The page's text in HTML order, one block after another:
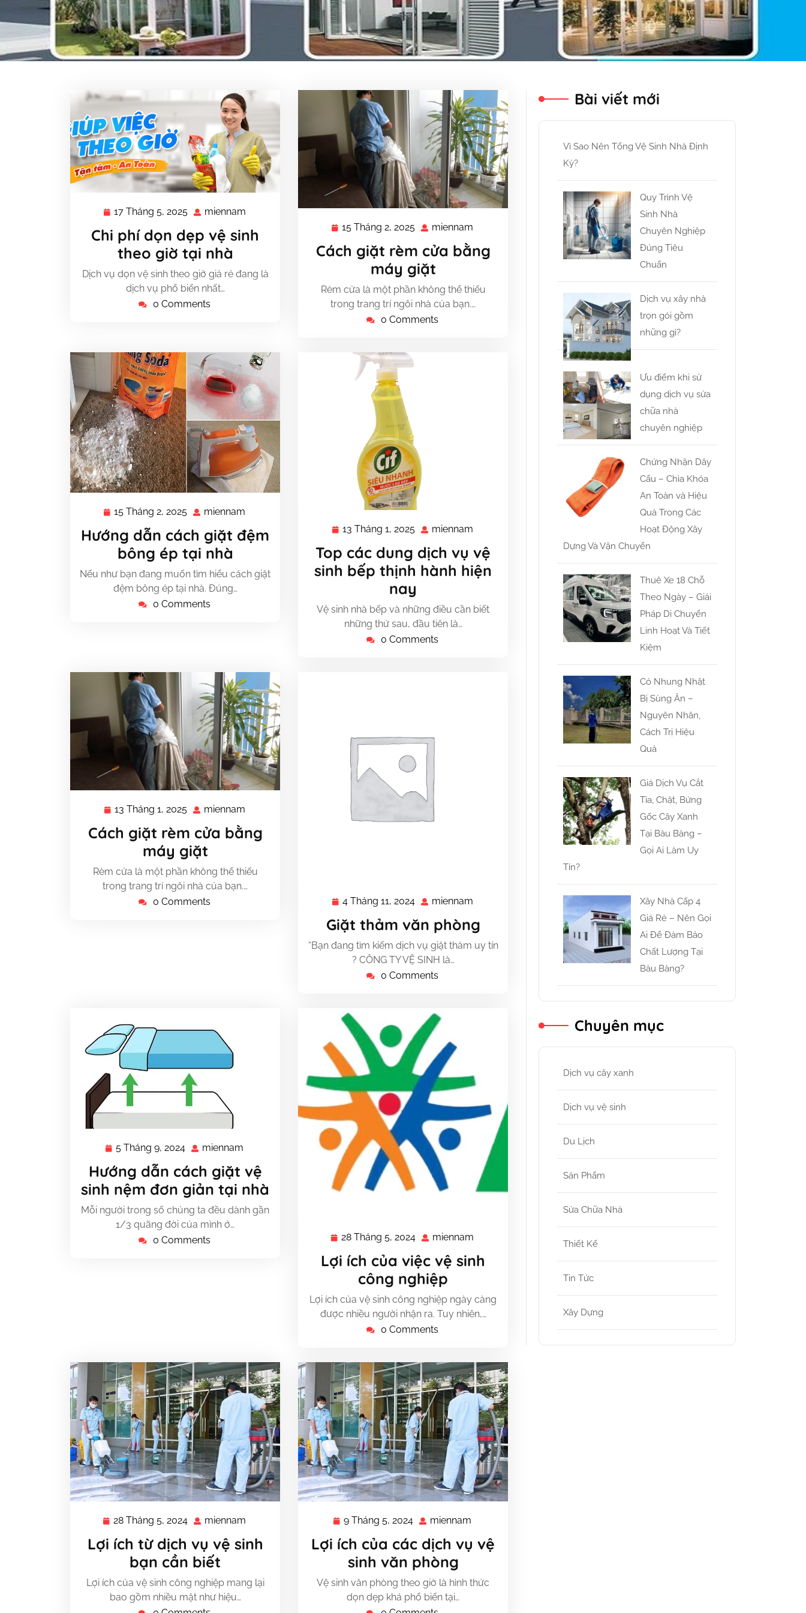
17 Tháng 5, 2025 17
5,
2025
miennam
Chi phí dọn dẹp vệ sinh
theo giờ tại nhà
Dịch vụ dọn vệ sinh theo giờ giá rẻ đang là
dịch vụ phổ biến nhất…
0 Comments
15 Tháng 2, 2025 15
Tháng
2,
2025
miennam
Cách giặt rèm cửa bằng
máy giặt
Rèm cửa là một phần không thể thiếu
trong trang trí ngôi nhà của bạn.…
0 Comments
15 Tháng 2, 2025 15
2,
2025
miennam
Hướng dẫn cách giặt đệm
bông ép tại nhà
Nếu như bạn đang muốn tìm hiểu cách giặt
đệm bông ép tại nhà. Đúng…
0 Comments
13 Tháng 1, 2025 13
Tháng
1,
2025
miennam
Top các dung dịch vụ vệ
sinh bếp thịnh hành hiện
nay
Vệ sinh nhà bếp và những điều cần biết
những thứ sau, đầu tiên là…
0 Comments
13 Tháng 1, 2025 13
Tháng
1,
2025
miennam
Cách giặt rèm cửa bằng
máy giặt
Rèm cửa là một phần không thể thiếu
trong trang trí ngôi nhà của bạn.…
0 Comments
4 Tháng 11, 2024
11,
2024
miennam
Giặt thảm văn phòng
“Bạn đang tìm kiếm dịch vụ giặt thảm uy tín
? CÔNG TY VỆ SINH là…
0 Comments
5 Tháng 9, 2024
Tháng
9,
2024
miennam
Hướng dẫn cách giặt vệ
sinh nệm đơn giản tại nhà
Mỗi người trong số chúng ta đều dành gần
1/3 quãng đời của mình ở…
0 Comments
28 Tháng 5, 2024 28
Tháng
5,
2024
miennam
Lợi ích của việc vệ sinh
công nghiệp
Lợi ích của vệ sinh công nghiệp ngày càng
được nhiều người nhận ra. Tuy nhiên,…
0 Comments
28 Tháng 5, 2024 28
5,
2024
miennam
Lợi ích từ dịch vụ vệ sinh
bạn cần biết
Lợi ích của vệ sinh công nghiệp mang lại
bao gồm nhiều mặt như hiệu…
9 Tháng 5, 2024
Tháng
5,
2024
miennam
Lợi ích của các dịch vụ vệ
sinh văn phòng
Vệ sinh văn phòng theo giờ là hình thức
dọn dẹp khá phổ biến tại…
Bài viết mới
Vì Sao Nên Tổng Vệ Sinh Nhà Định
Kỳ?
Quy Trình Vệ
Sinh Nhà
Chuyên Nghiệp
Đúng Tiêu
Chuẩn
Dịch vụ xây nhà
trọn gói gồm
những gì?
Ưu điểm khi sử
dụng dịch vụ sửa
chữa nhà
chuyên nghiệp
Chứng Nhận Dây
Cẩu – Chìa Khóa
An Toàn và Hiệu
Quả Trong Các
Hoạt Động Xây
Dựng Và Vận Chuyển
Thuê Xe 18 Chỗ
Theo Ngày – Giải
Pháp Di Chuyển
Linh Hoạt Và Tiết
Kiệm
Cỏ Nhung Nhật
Bị Sùng Ăn –
Nguyên Nhân,
Cách Trị Hiệu
Quả
Giá Dịch Vụ Cắt
Tỉa, Chặt, Bứng
Gốc Cây Xanh
Tại Bàu Bàng –
Gọi Ai Làm Uy
Tín?
Xây Nhà Cấp 4
Giá Rẻ – Nên Gọi
Ai Để Đảm Bảo
Chất Lượng Tại
Bàu Bàng?
Chuyên mục
Dịch vụ cây xanh
Dịch vụ vệ sinh
Du Lịch
Sản Phẩm
Sửa Chữa Nhà
Thiết Kế
Tin Tức
Xây Dựng